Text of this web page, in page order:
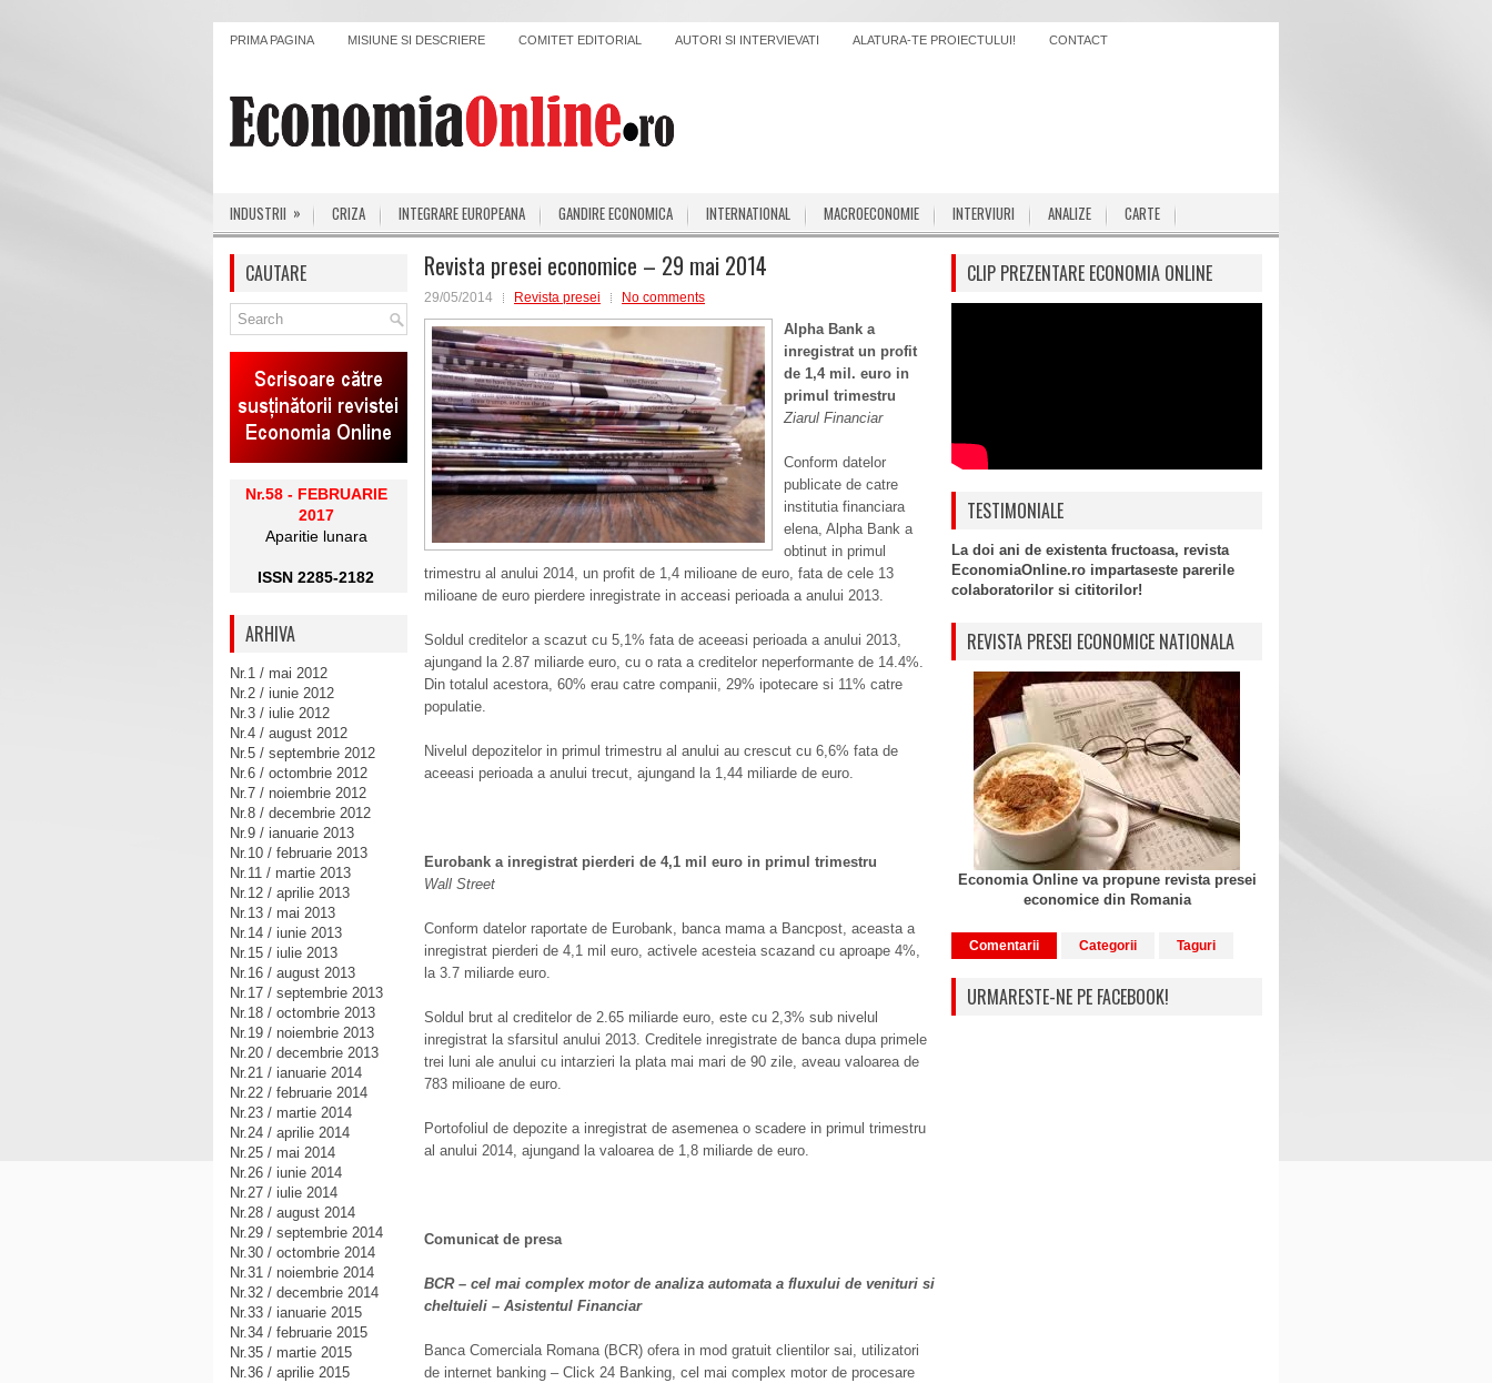
PRIMA PAGINA MISIUNE SI DESCRIERE COMITET EDITORIAL AUTORI SI INTERVIEVATI ALATURA-TE PROIECTULUI! CONTACT
INDUSTRII » CRIZA INTEGRARE EUROPEANA GANDIRE ECONOMICA INTERNATIONAL MACROECONOMIE INTERVIURI ANALIZE CARTE
Revista presei economice – 29 mai 2014
29/05/2014 Revista presei No comments
Alpha Bank a
inregistrat un profit
de 1,4 mil. euro in
primul trimestru
Ziarul Financiar
Conform datelor
publicate de catre
institutia financiara
elena, Alpha Bank a
obtinut in primul
trimestru al anului 2014, un profit de 1,4 milioane de euro, fata de cele 13
milioane de euro pierdere inregistrate in acceasi perioada a anului 2013.
Soldul creditelor a scazut cu 5,1% fata de aceeasi perioada a anului 2013,
ajungand la 2.87 miliarde euro, cu o rata a creditelor neperformante de 14.4%.
Din totalul acestora, 60% erau catre companii, 29% ipotecare si 11% catre
populatie.
Nivelul depozitelor in primul trimestru al anului au crescut cu 6,6% fata de
aceeasi perioada a anului trecut, ajungand la 1,44 miliarde de euro.
Eurobank a inregistrat pierderi de 4,1 mil euro in primul trimestru
Wall Street
Conform datelor raportate de Eurobank, banca mama a Bancpost, aceasta a
inregistrat pierderi de 4,1 mil euro, activele acesteia scazand cu aproape 4%,
la 3.7 miliarde euro.
Soldul brut al creditelor de 2.65 miliarde euro, este cu 2,3% sub nivelul
inregistrat la sfarsitul anului 2013. Creditele inregistrate de banca dupa primele
trei luni ale anului cu intarzieri la plata mai mari de 90 zile, aveau valoarea de
783 milioane de euro.
Portofoliul de depozite a inregistrat de asemenea o scadere in primul trimestru
al anului 2014, ajungand la valoarea de 1,8 miliarde de euro.
Comunicat de presa
BCR – cel mai complex motor de analiza automata a fluxului de venituri si
cheltuieli – Asistentul Financiar
Banca Comerciala Romana (BCR) ofera in mod gratuit clientilor sai, utilizatori
de internet banking – Click 24 Banking, cel mai complex motor de procesare
CAUTARE
Nr.58 - FEBRUARIE
2017
Aparitie lunara
ISSN 2285-2182
ARHIVA
Nr.1 / mai 2012
Nr.2 / iunie 2012
Nr.3 / iulie 2012
Nr.4 / august 2012
Nr.5 / septembrie 2012
Nr.6 / octombrie 2012
Nr.7 / noiembrie 2012
Nr.8 / decembrie 2012
Nr.9 / ianuarie 2013
Nr.10 / februarie 2013
Nr.11 / martie 2013
Nr.12 / aprilie 2013
Nr.13 / mai 2013
Nr.14 / iunie 2013
Nr.15 / iulie 2013
Nr.16 / august 2013
Nr.17 / septembrie 2013
Nr.18 / octombrie 2013
Nr.19 / noiembrie 2013
Nr.20 / decembrie 2013
Nr.21 / ianuarie 2014
Nr.22 / februarie 2014
Nr.23 / martie 2014
Nr.24 / aprilie 2014
Nr.25 / mai 2014
Nr.26 / iunie 2014
Nr.27 / iulie 2014
Nr.28 / august 2014
Nr.29 / septembrie 2014
Nr.30 / octombrie 2014
Nr.31 / noiembrie 2014
Nr.32 / decembrie 2014
Nr.33 / ianuarie 2015
Nr.34 / februarie 2015
Nr.35 / martie 2015
Nr.36 / aprilie 2015
CLIP PREZENTARE ECONOMIA ONLINE
TESTIMONIALE
La doi ani de existenta fructoasa, revista
EconomiaOnline.ro impartaseste parerile
colaboratorilor si cititorilor!
REVISTA PRESEI ECONOMICE NATIONALA
Economia Online va propune revista presei
economice din Romania
Comentarii Categorii Taguri
URMARESTE-NE PE FACEBOOK!